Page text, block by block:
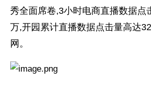
秀全面席卷,3小时电商直播数据点
万,开园累计直播数据点击量高达
网。